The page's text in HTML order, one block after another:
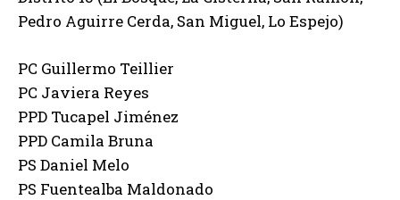
Pedro Aguirre Cerda, San Miguel, Lo Espejo)
PC Guillermo Teillier
PC Javiera Reyes
PPD Tucapel Jiménez
PPD Camila Bruna
PS Daniel Melo
PS Fuentealba Maldonado